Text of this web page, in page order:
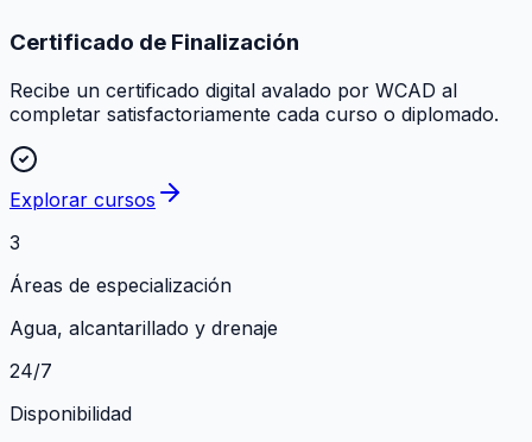
Certificado de Finalización
Recibe un certificado digital avalado por WCAD al
completar satisfactoriamente cada curso o diplomado.
Explorar cursos
3
Áreas de especialización
Agua, alcantarillado y drenaje
24/7
Disponibilidad